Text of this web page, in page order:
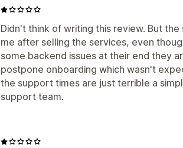
Didn't think of writing this review. But
me after selling the services, even
some backend issues at their end they
postpone onboarding which wasn't
the support times are just terrible a
support team.